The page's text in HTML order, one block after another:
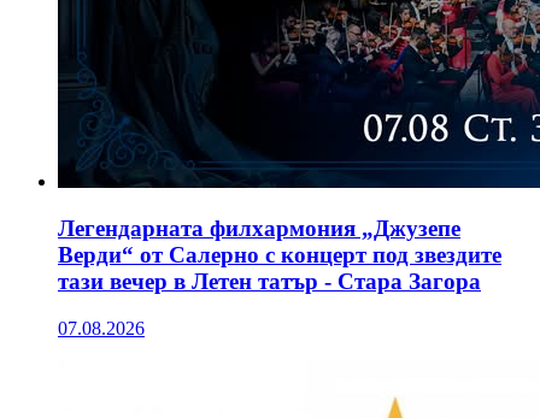
Легендарната филхармония „Джузепе
Верди“ от Салерно с концерт под звездите
тази вечер в Летен татър - Стара Загора
07.08.2026